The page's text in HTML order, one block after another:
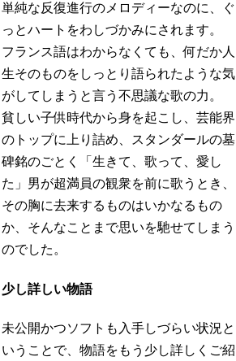
単純な反復進行のメロディーなのに、ぐ
っとハートをわしづかみにされます。
フランス語はわからなくても、何だか人
生そのものをしっとり語られたような気
がしてしまうと言う不思議な歌の力。
貧しい子供時代から身を起こし、芸能界
のトップに上り詰め、スタンダールの墓
碑銘のごとく「生きて、歌って、愛し
た」男が超満員の観衆を前に歌うとき、
その胸に去来するものはいかなるもの
か、そんなことまで思いを馳せてしまう
のでした。
少し詳しい物語
未公開かつソフトも入手しづらい状況と
いうことで、物語をもう少し詳しくご紹